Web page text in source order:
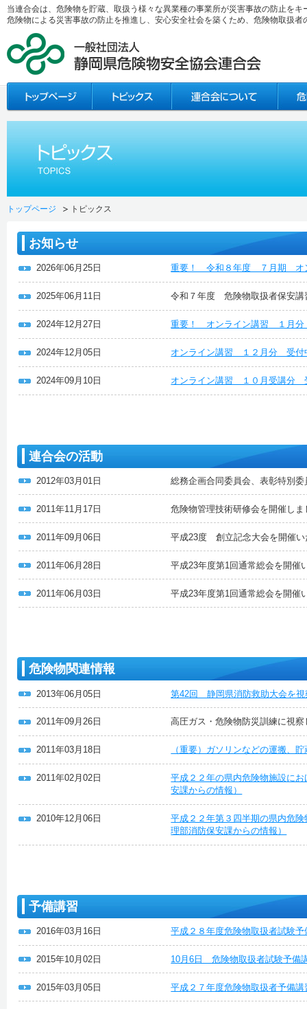
当連合会は、危険物を貯蔵、取扱う様々な異業種の事業所が災害事故の防止を
危険物による災害事故の防止を推進し、安心安全社会を築くため、危険物取扱
トップページ トピックス
お知らせ
2026年06月25日 重要！ 令和８年度 ７月期 オ
2025年06月11日 令和７年度 危険物取扱者保安
2024年12月27日 重要！ オンライン講習 １月分
2024年12月05日 オンライン講習 １２月分 受付
2024年09月10日 オンライン講習 １０月受講分
連合会の活動
2012年03月01日 総務企画合同委員会、表彰特別
2011年11月17日 危険物管理技術研修会を開催しま
2011年09月06日 平成23度 創立記念大会を開催い
2011年06月28日 平成23年度第1回通常総会を開催
2011年06月03日 平成23年度第1回通常総会を開催
危険物関連情報
2013年06月05日 第42回 静岡県消防救助大会を視
2011年09月26日 高圧ガス・危険物防災訓練に視察
2011年03月18日 （重要）ガソリンなどの運搬、
2011年02月02日
平成２２年の県内危険物施設に
安課からの情報）
2010年12月06日
平成２２年第３四半期の県内危
理部消防保安課からの情報）
予備講習
2016年03月16日 平成２８年度危険物取扱者試験
2015年10月02日 10月6日 危険物取扱者試験予備
2015年03月05日 平成２７年度危険物取扱者予備